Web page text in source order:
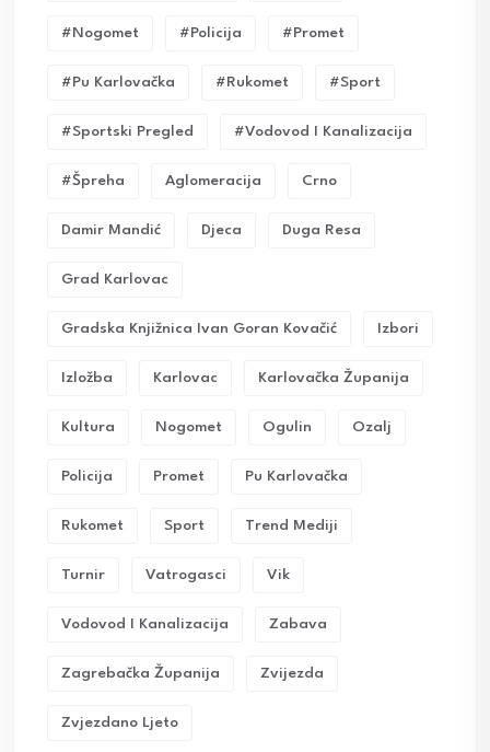
#nogomet #policija #promet
#pu Karlovačka #rukomet #sport
#sportski Pregled #vodovod I Kanalizacija
#Špreha Aglomeracija Crno
Damir Mandić Djeca Duga Resa
Grad Karlovac
Gradska Knjižnica Ivan Goran Kovačić Izbori
Izložba Karlovac Karlovačka Županija
Kultura Nogomet Ogulin Ozalj
Policija Promet Pu Karlovačka
Rukomet Sport Trend Mediji
Turnir Vatrogasci Vik
Vodovod I Kanalizacija Zabava
Zagrebačka Županija Zvijezda
Zvjezdano Ljeto